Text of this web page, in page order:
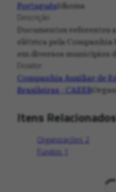
PortuguêsIdioma
Descrição
Documentos referentes
elétrica pela Companhia
em diversos municípios
Doador
Companhia Auxiliar de
Brasileiras - CAEEB
Itens Relacionados
Organizações 2
Fundos